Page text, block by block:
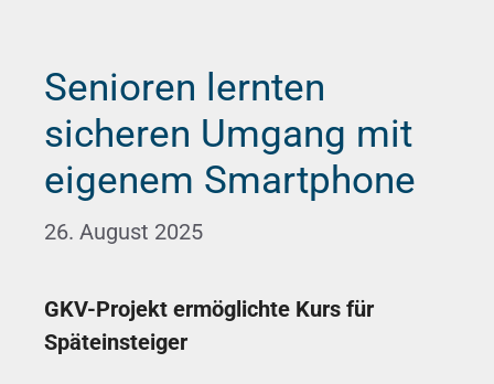
Senioren lernten
sicheren Umgang mit
eigenem Smartphone
26. August 2025
GKV-Projekt ermöglichte Kurs für
Späteinsteiger